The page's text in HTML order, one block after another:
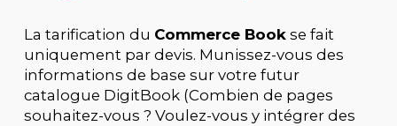
La tarification du Commerce Bookse fait
uniquement par devis. Munissez-vous des
informations de base sur votre futur
catalogue DigitBook (Combien de pages
souhaitez-vous ? Voulez-vous y intégrer des